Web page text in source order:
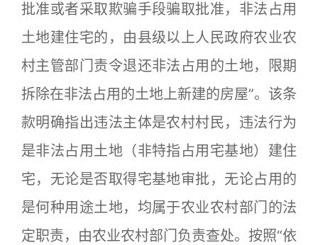
批准或者采取欺骗手段骗取批准，非法占用
土地建住宅的，由县级以上人民政府农业农
村主管部门责令退还非法占用的土地，限期
拆除在非法占用的土地上新建的房屋”。该条
款明确指出违法主体是农村村民，违法行为
是非法占用土地（非特指占用宅基地）建住
宅，无论是否取得宅基地审批，无论占用的
是何种用途土地，均属于农业农村部门的法
定职责，由农业农村部门负责查处。按照“依